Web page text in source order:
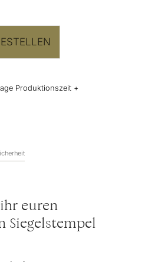
Produktionszeit +
euren
Siegelstempel